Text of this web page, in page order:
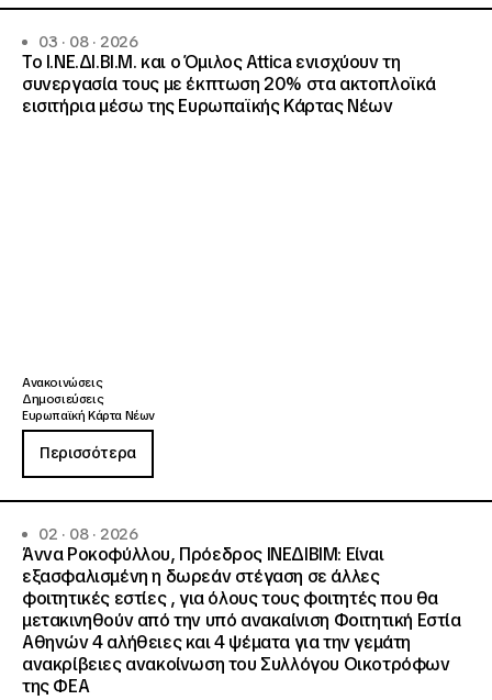
03 · 08 · 2026
Το Ι.ΝΕ.ΔΙ.ΒΙ.Μ. και o Όμιλος Attica ενισχύουν τη
συνεργασία τους με έκπτωση 20% στα ακτοπλοϊκά
εισιτήρια μέσω της Ευρωπαϊκής Κάρτας Νέων
Ανακοινώσεις
Δημοσιεύσεις
Ευρωπαϊκή Κάρτα Νέων
Περισσότερα
02 · 08 · 2026
Άννα Ροκοφύλλου, Πρόεδρος ΙΝΕΔΙΒΙΜ: Είναι
εξασφαλισμένη η δωρεάν στέγαση σε άλλες
φοιτητικές εστίες , για όλους τους φοιτητές που θα
μετακινηθούν από την υπό ανακαίνιση Φοιτητική Εστία
Αθηνών 4 αλήθειες και 4 ψέματα για την γεμάτη
ανακρίβειες ανακοίνωση του Συλλόγου Οικοτρόφων
της ΦΕΑ